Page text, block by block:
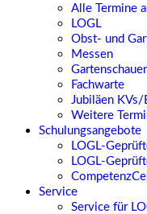
Alle Termine
LOGL
Obst- und
Messen
Fachwarte
Jubiläen KVs/
Weitere
Schulungsangebote
LOGL-
LOGL-
Service
Service für